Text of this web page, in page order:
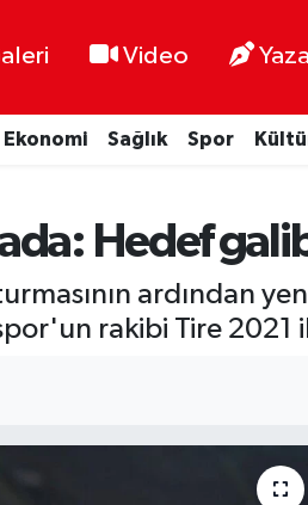
Video
Ekonomi Sağlık Spor
Hedef
ardından
rakibi Tire 2021